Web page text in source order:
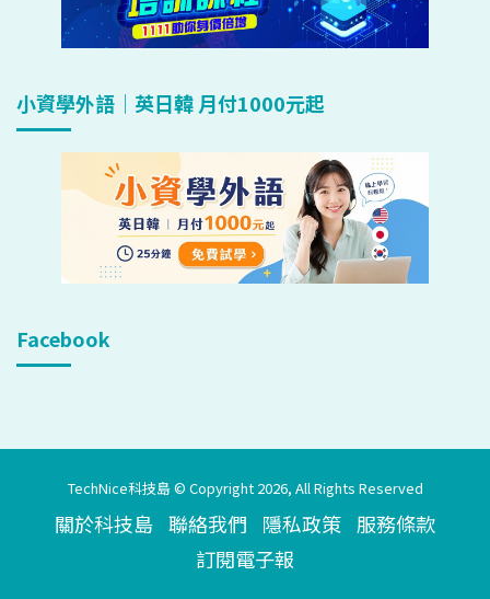
小資學外語｜英日韓 月付1000元起
Facebook
TechNice科技島 © Copyright 2026, All Rights Reserved
關於科技島 聯絡我們 隱私政策 服務條款
訂閱電子報